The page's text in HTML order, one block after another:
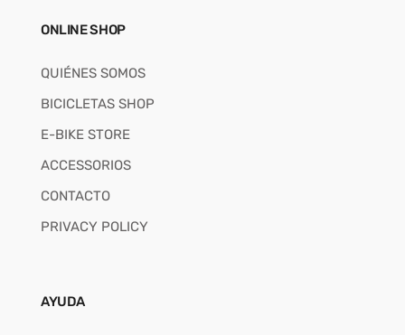
ONLINE SHOP
QUIÉNES SOMOS
BICICLETAS SHOP
E-BIKE STORE
ACCESSORIOS
CONTACTO
PRIVACY POLICY
AYUDA